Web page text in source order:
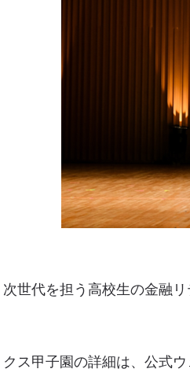
世代を担う高校生の金融
ス甲子園の詳細は、公式ウ